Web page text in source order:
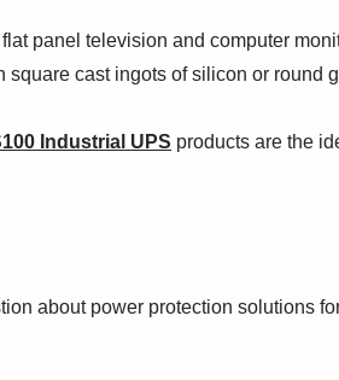
panel television and computer
cast ingots of silicon or
Industrial UPS products are the
about power protection solutions